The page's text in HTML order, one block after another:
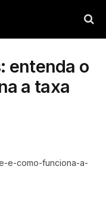
entenda o
a taxa